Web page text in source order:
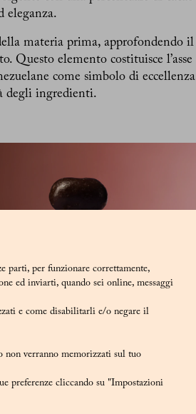
parti, per funzionare correttamente,
ed inviarti, quando sei online, messaggi
e come disabilitarli e/o negare il
non verranno memorizzati sul tuo
preferenze cliccando su "Impostazioni
eleganza.
materia prima, approfondendo il
Questo elemento costituisce l’asse
come simbolo di eccellenza
degli ingredienti.